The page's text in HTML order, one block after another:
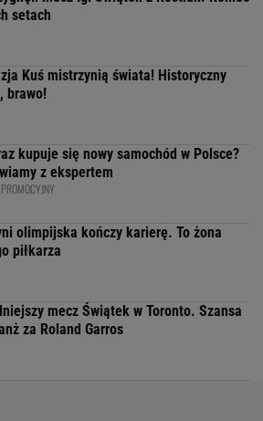
setach
Kuś mistrzynią świata! Historyczny
brawo!
kupuje się nowy samochód w Polsce?
z ekspertem
olimpijska kończy karierę. To żona
piłkarza
mecz Świątek w Toronto. Szansa
za Roland Garros